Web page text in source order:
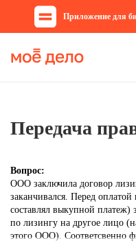
Приложение для
Передача
Вопрос:
ООО заключила договор
заканчивался. Перед
составлял выкупной платеж)
по лизингу на другое лицо
этого ООО). Соответсвенно